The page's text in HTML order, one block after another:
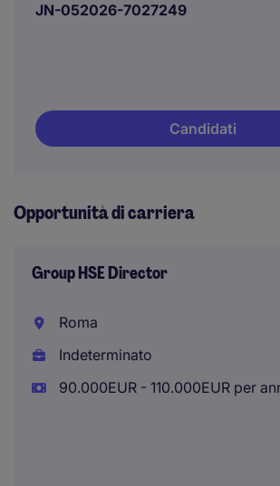
JN-052026-7027249
Candidati
Opportunità di carriera
Group HSE Director
Roma
Indeterminato
90.000EUR - 110.000EUR per